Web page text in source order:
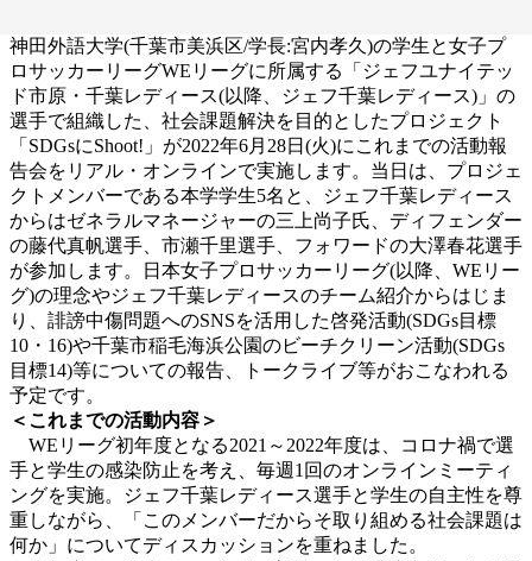
神田外語大学(千葉市美浜区/学長:宮内孝久)の学生と女子プ
ロサッカーリーグWEリーグに所属する「ジェフユナイテッ
ド市原・千葉レディース(以降、ジェフ千葉レディース)」の
選手で組織した、社会課題解決を目的としたプロジェクト
「SDGsにShoot!」が2022年6月28日(火)にこれまでの活動報
告会をリアル・オンラインで実施します。当日は、プロジェ
クトメンバーである本学学生5名と、ジェフ千葉レディース
からはゼネラルマネージャーの三上尚子氏、ディフェンダー
の藤代真帆選手、市瀬千里選手、フォワードの大澤春花選手
が参加します。日本女子プロサッカーリーグ(以降、WEリー
グ)の理念やジェフ千葉レディースのチーム紹介からはじま
り、誹謗中傷問題へのSNSを活用した啓発活動(SDGs目標
10・16)や千葉市稲毛海浜公園のビーチクリーン活動(SDGs
目標14)等についての報告、トークライブ等がおこなわれる
予定です。
＜これまでの活動内容＞
WEリーグ初年度となる2021～2022年度は、コロナ禍で選
手と学生の感染防止を考え、毎週1回のオンラインミーティ
ングを実施。ジェフ千葉レディース選手と学生の自主性を尊
重しながら、「このメンバーだからそ取り組める社会課題は
何か」についてディスカッションを重ねました。